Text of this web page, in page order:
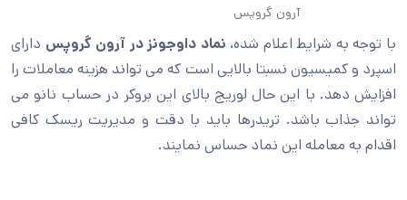
آرون گروپس
با توجه به شرایط اعلام شده، نماد داوجونز در آرون گروپس دارای
اسپرد و کمیسیون نسبتا بالایی است که می تواند هزینه معاملات را
افزایش دهد. با این حال لوریج بالای این بروکر در حساب نانو می
تواند جذاب باشد. تریدرها باید با دقت و مدیریت ریسک کافی
اقدام به معامله این نماد حساس نمایند.